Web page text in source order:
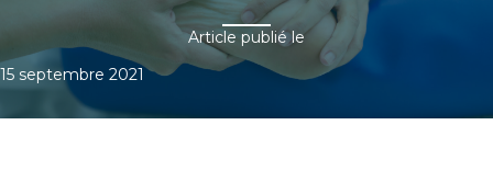
Article publié le
15 septembre 2021